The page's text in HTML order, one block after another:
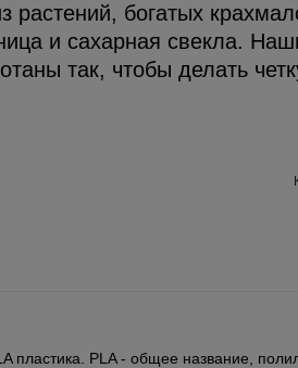
растений, богатых
и сахарная свекла.
так, чтобы делать
пластика. PLA - общее название,